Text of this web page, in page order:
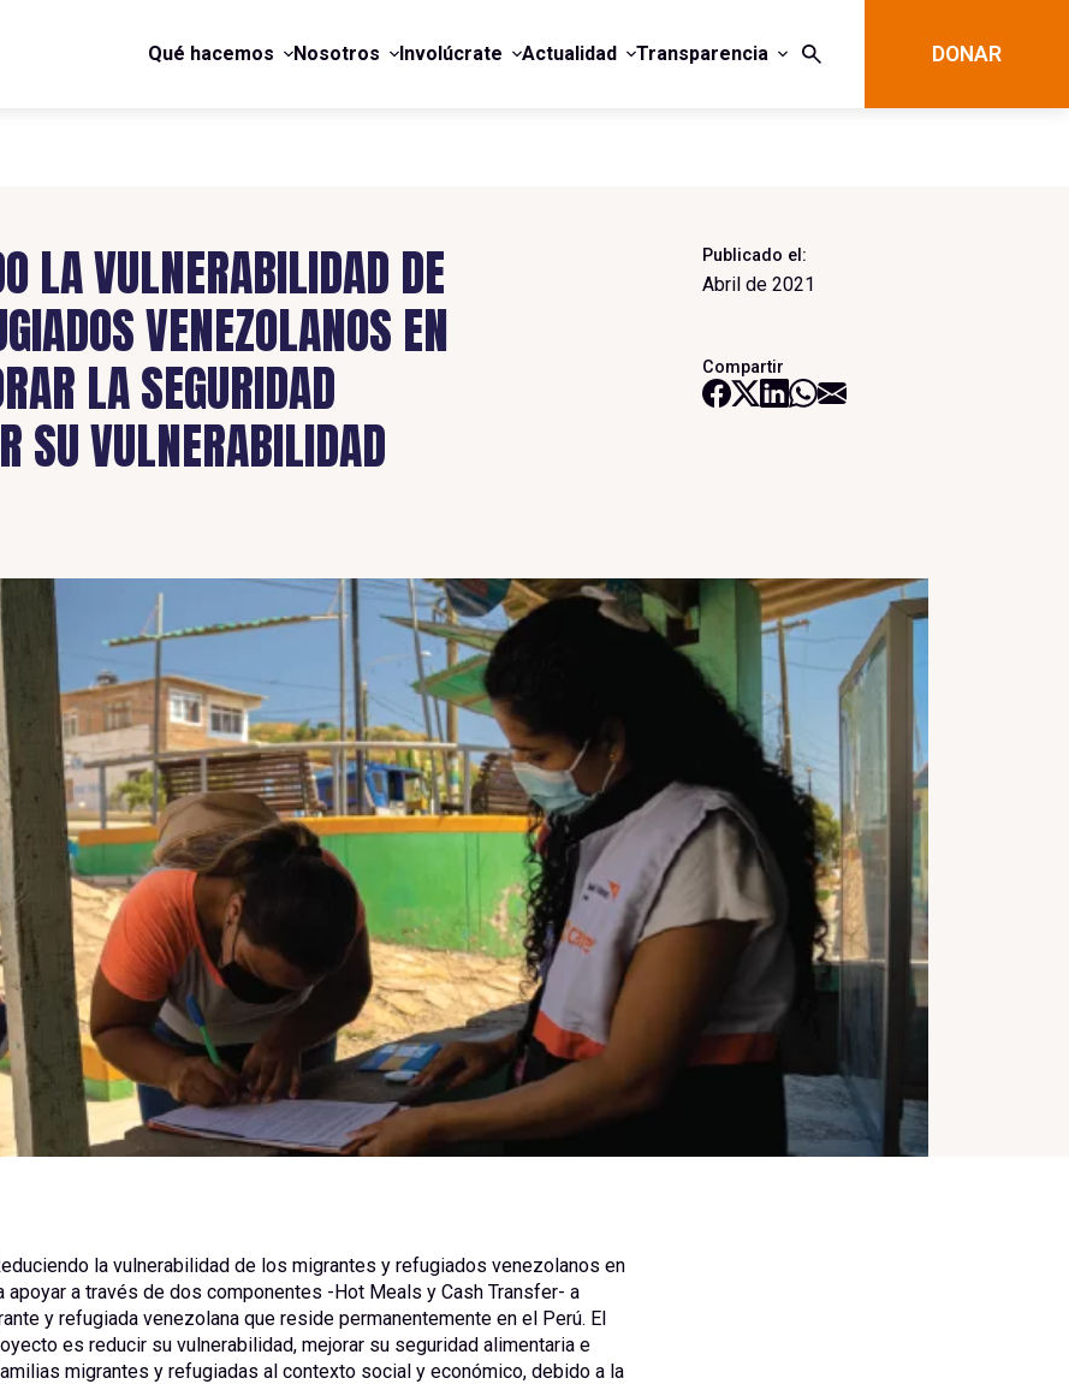
Qué hacemos Nosotros Involúcrate Actualidad Transparencia DONAR
LA VULNERABILIDAD DE
VENEZOLANOS EN
LA SEGURIDAD
SU VULNERABILIDAD
Publicado el:
Abril de 2021
Compartir
la vulnerabilidad de los migrantes y refugiados venezolanos en
apoyar a través de dos componentes -Hot Meals y Cash Transfer- a
y refugiada venezolana que reside permanentemente en el Perú. El
es reducir su vulnerabilidad, mejorar su seguridad alimentaria e
migrantes y refugiadas al contexto social y económico, debido a la